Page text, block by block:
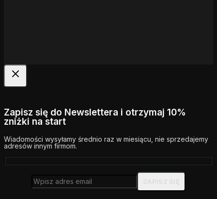
Zapisz się do Newslettera i otrzymaj 10%
zniżki na start
Wiadomości wysyłamy średnio raz w miesiącu, nie sprzedajemy
adresów innym firmom.